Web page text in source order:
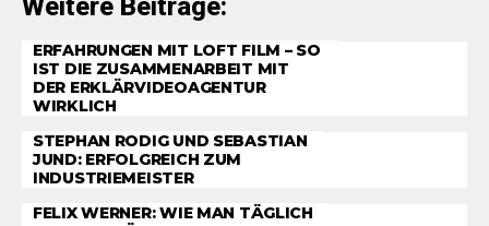
Weitere Beiträge:
ERFAHRUNGEN MIT LOFT FILM – SO
IST DIE ZUSAMMENARBEIT MIT
DER ERKLÄRVIDEOAGENTUR
WIRKLICH
STEPHAN RODIG UND SEBASTIAN
JUND: ERFOLGREICH ZUM
INDUSTRIEMEISTER
FELIX WERNER: WIE MAN TÄGLICH